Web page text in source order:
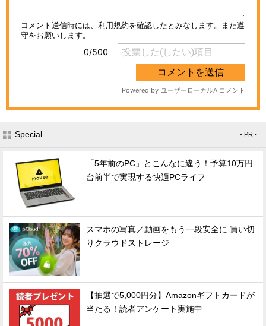
Special - PR -
「5年前のPC」とこんなに違う！予算10万円
台前半で実現する快適PCライフ
スマホの写真／動画をもう一段安全に 買い切
りクラウドストレージ
【抽選で5,000円分】Amazonギフトカードが
当たる！読者アンケート実施中